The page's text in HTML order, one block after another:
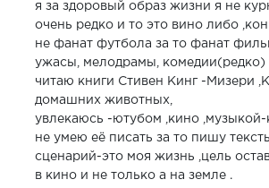
я за здоровый образ жизни я не
очень редко и то это вино либо
не фанат футбола за то фанат
ужасы, мелодрамы, комедии(редко)
читаю книги Стивен Кинг -Мизери
домашних животных,
увлекаюсь -ютубом ,кино
не умею её писать за то пишу
сценарий-это моя жизнь ,цель
в кино и не только а на земле .